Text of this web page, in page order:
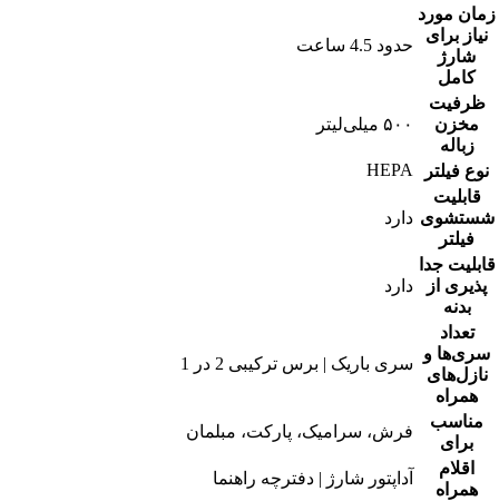
زمان مورد
نیاز برای
شارژ
کامل
حدود 4.5 ساعت
ظرفیت
مخزن
زباله
۵۰۰ میلی‌لیتر
نوع فیلتر
HEPA
قابلیت
شستشوی
فیلتر
دارد
قابلیت جدا
پذیری از
بدنه
دارد
تعداد
سری‌ها و
نازل‌های
همراه
سری باریک | برس ترکیبی 2 در 1
مناسب
برای
فرش، سرامیک، پارکت، مبلمان
اقلام
همراه
آداپتور شارژ | دفترچه راهنما